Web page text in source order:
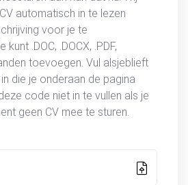
automatisch in te lezen
voor je te
.DOC, .DOCX, .PDF,
toevoegen. Vul alsjeblieft
die je onderaan de pagina
code niet in te vullen als je
geen CV mee te sturen.